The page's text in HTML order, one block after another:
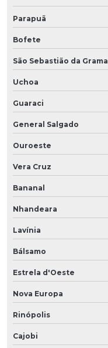
Parapuã
Bofete
São Sebastião da Grama
Uchoa
Guaraci
General Salgado
Ouroeste
Vera Cruz
Bananal
Nhandeara
Lavínia
Bálsamo
Estrela d'Oeste
Nova Europa
Rinópolis
Cajobi